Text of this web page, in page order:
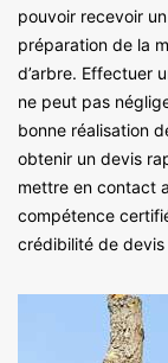
pouvoir recevoir
préparation de la
d’arbre. Effectuer
ne peut pas
bonne réalisation
obtenir un devis
mettre en contact
compétence
crédibilité de